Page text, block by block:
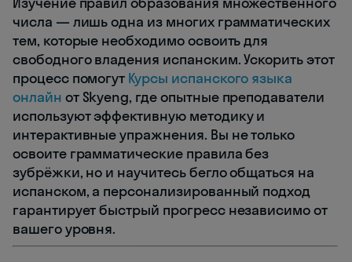
числа — лишь одна из многих грамматических
тем, которые необходимо освоить для
свободного владения испанским. Ускорить этот
процесс помогут Курсы испанского языка
онлайн от Skyeng, где опытные преподаватели
используют эффективную методику и
интерактивные упражнения. Вы не только
освоите грамматические правила без
зубрёжки, но и научитесь бегло общаться на
испанском, а персонализированный подход
гарантирует быстрый прогресс независимо от
вашего уровня.